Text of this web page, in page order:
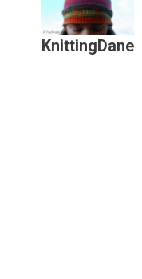
KnittingDane